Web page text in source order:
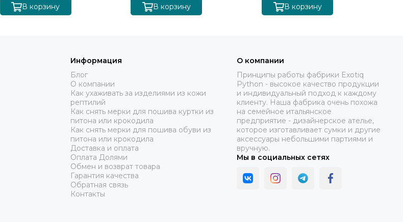
В корзину В корзину В корзину
Информация
Блог
О компании
Как ухаживать за изделиями из кожи
рептилий
Как снять мерки для пошива куртки из
питона или крокодила
Как снять мерки для пошива обуви из
питона или крокодила
Доставка и оплата
Оплата Долями
Обмен и возврат товара
Гарантия качества
Обратная связь
Контакты
О компании
Принципы работы фабрики Exotiq
Python - высокое качество продукции
и индивидуальный подход к каждому
клиенту. Наша фабрика очень похожа
на семейное итальянское
предприятие - дизайнерское ателье,
которое изготавливает сумки и другие
аксессуары небольшими партиями и
вручную.
Мы в социальных сетях